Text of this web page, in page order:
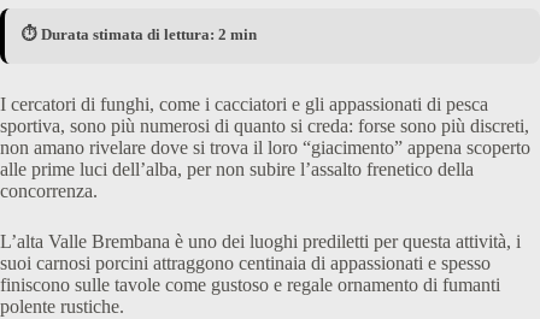
⏱️ Durata stimata di lettura: 2 min
I cercatori di funghi, come i cacciatori e gli appassionati di pesca
sportiva, sono più numerosi di quanto si creda: forse sono più discreti,
non amano rivelare dove si trova il loro “giacimento” appena scoperto
alle prime luci dell’alba, per non subire l’assalto frenetico della
concorrenza.
L’alta Valle Brembana è uno dei luoghi prediletti per questa attività, i
suoi carnosi porcini attraggono centinaia di appassionati e spesso
finiscono sulle tavole come gustoso e regale ornamento di fumanti
polente rustiche.